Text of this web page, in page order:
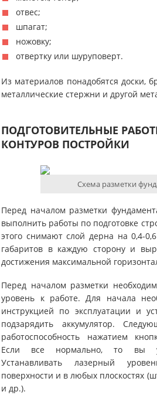
отвес;
шпагат;
ножовку;
отвертку или шуруповерт.
Из материалов понадобятся доски,
металлические стержни и другой
ПОДГОТОВИТЕЛЬНЫЕ
КОНТУРОВ ПОСТРОЙКИ
Схема разметки
Перед началом разметки
выполнить работы по подготовке
этого снимают слой дерна на 0,4-
габаритов в каждую сторону и
достижения максимальной
Перед началом разметки
уровень к работе. Для начала
инструкцией по эксплуатации и
подзарядить аккумулятор.
работоспособность нажатием
Если все нормально, то вы
Устанавливать лазерный
поверхности и в любых плоскостях
и др.).